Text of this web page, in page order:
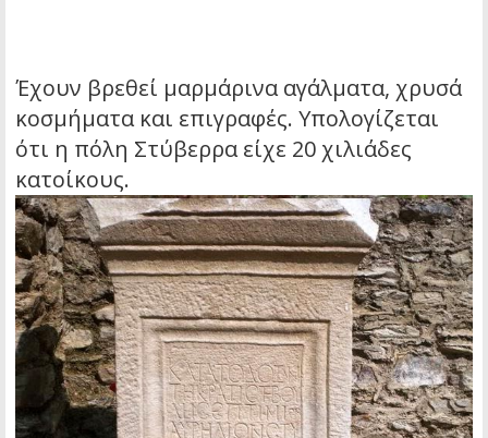
Έχουν βρεθεί μαρμάρινα αγάλματα, χρυσά
κοσμήματα και επιγραφές. Υπολογίζεται
ότι η πόλη Στύβερρα είχε 20 χιλιάδες
κατοίκους.